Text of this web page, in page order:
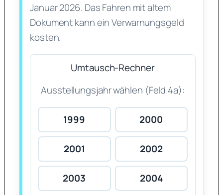
Januar 2026. Das Fahren mit altem
Dokument kann ein Verwarnungsgeld
kosten.
Umtausch-Rechner
Ausstellungsjahr wählen (Feld 4a):
1999 2000
2001 2002
2003 2004